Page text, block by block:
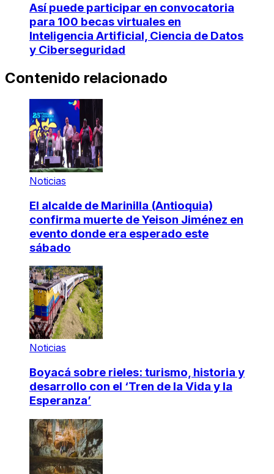
Así puede participar en convocatoria
para 100 becas virtuales en
Inteligencia Artificial, Ciencia de Datos
y Ciberseguridad
Contenido relacionado
Noticias
El alcalde de Marinilla (Antioquia)
confirma muerte de Yeison Jiménez en
evento donde era esperado este
sábado
Noticias
Boyacá sobre rieles: turismo, historia y
desarrollo con el ‘Tren de la Vida y la
Esperanza’